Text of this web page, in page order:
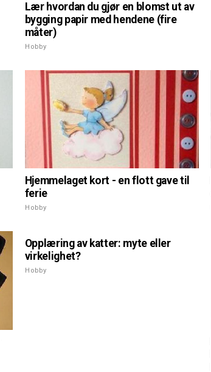
Lær hvordan du gjør en blomst ut av
bygging papir med hendene (fire
måter)
Hobby
Hjemmelaget kort - en flott gave til
ferie
Hobby
Opplæring av katter: myte eller
virkelighet?
Hobby